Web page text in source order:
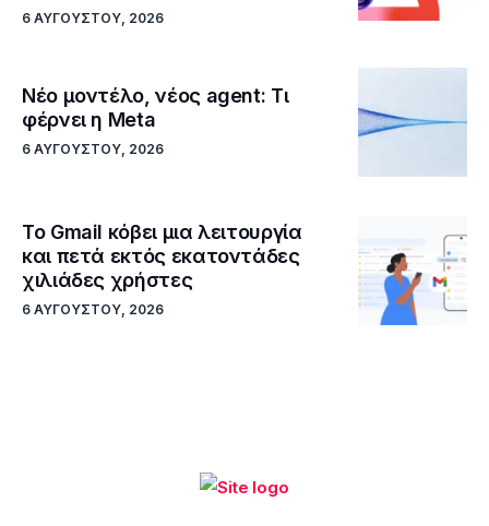
6 ΑΥΓΟΎΣΤΟΥ, 2026
Νέο μοντέλο, νέος agent: Τι
φέρνει η Meta
6 ΑΥΓΟΎΣΤΟΥ, 2026
Το Gmail κόβει μια λειτουργία
και πετά εκτός εκατοντάδες
χιλιάδες χρήστες
6 ΑΥΓΟΎΣΤΟΥ, 2026